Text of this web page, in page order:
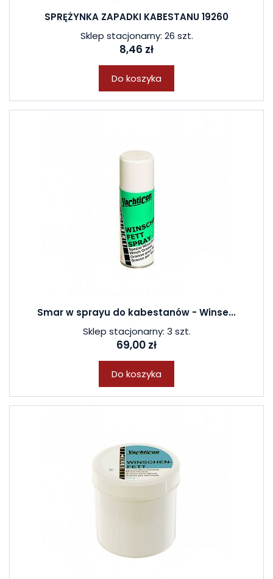
SPRĘŻYNKA ZAPADKI KABESTANU 19260
Sklep stacjonarny: 26 szt.
8,46 zł
Do koszyka
Smar w sprayu do kabestanów - Winse...
Sklep stacjonarny: 3 szt.
69,00 zł
Do koszyka